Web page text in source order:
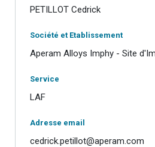
PETILLOT Cedrick
Société et Etablissement
Aperam Alloys Imphy - Site
Service
LAF
Adresse email
cedrick.petillot@aperam.com